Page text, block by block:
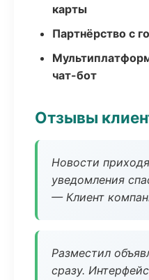
карты
Партнёрство с
чат-бот
Отзывы
Новости
уведомления
— Клиент
Разместил
сразу.